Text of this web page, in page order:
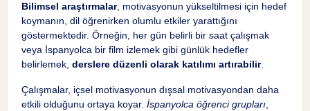
Bilimsel araştırmalar, motivasyonun yükseltilmesi için hedef
koymanın, dil öğrenirken olumlu etkiler yarattığını
göstermektedir. Örneğin, her gün belirli bir saat çalışmak
veya İspanyolca bir film izlemek gibi günlük hedefler
belirlemek, derslere düzenli olarak katılımı artırabilir.
Çalışmalar, içsel motivasyonun dışsal motivasyondan daha
etkili olduğunu ortaya koyar. İspanyolca öğrenci grupları,